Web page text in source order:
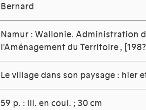
Bernard
Namur : Wallonie. Administration
l'Aménagement du Territoire,
Le village dans son paysage : hier
59 p. : ill. en coul. ; 30 cm